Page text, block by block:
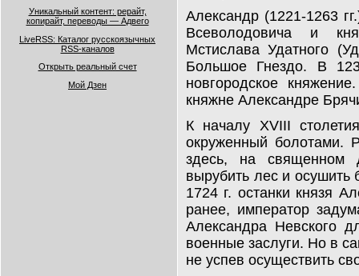
Уникальный контент: рерайт,
копирайт, переводы — Адвего
LiveRSS: Каталог русскоязычных
RSS-каналов
Открыть реальный счет
Мой Дзен
Александр (1221-1263
Всеволодовича и
Мстислава Удатного
Большое Гнездо. В
новгородское
княжне Александре
К началу XVIII
окруженный болотами.
здесь, на священном
вырубить лес и
1724 г. останки князя
ранее, император
Александра Невского
военные заслуги. Но в
не успев осуществить